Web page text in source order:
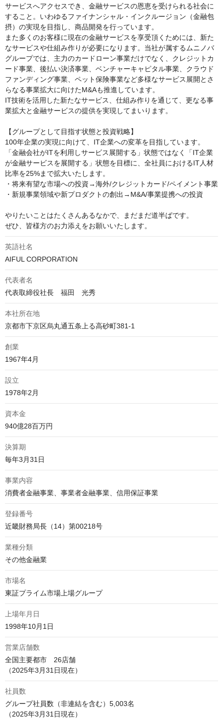
サービスへアクセスでき、金融サービスの恩恵を受けられる社会に
すること。いわゆるファイナンシャル・インクルージョン（金融包
摂）の実現を目指し、商品開発を行っています。
また多くのお客様に現在の金融サービスを享受頂くためには、新た
なサービスや仕組み作りが必要になります。当社が属するムニノバ
グループでは、主力のカードローン事業だけでなく、クレジットカ
ード事業、後払い決済事業、ベンチャーキャピタル事業、クラウド
ファンディング事業、ペット保険事業など多様なサービス展開とさ
らなる事業拡大に向けたM&Aも推進しています。
IT技術を活用した新たなサービス、仕組み作りを通じて、更なる事
業拡大と金融サービスの提供を実現してまいります。
【グループとして目指す状態と投資戦略】
100年企業の実現に向けて、IT企業への変革を目指しています。
「金融会社がITを利用しサービス展開する」状態ではなく「IT企業
が金融サービスを展開する」状態を目標に、全社員におけるIT人材
比率を25%まで拡大いたします。
・将来有望な市場への投資→海外/クレジットカード/ペイメント事業
・新規事業領域や新プロダクトの創出→M&A/事業提携への投資
やりたいことはたくさんあるなかで、まだまだ道半ばです。
ぜひ、皆様方のお力添えをお願いいたします。
英語社名
AIFUL CORPORATION
代表者名
代表取締役社長　福田　光秀
本社所在地
京都市下京区烏丸通五条上る高砂町381-1
創業
1967年4月
設立
1978年2月
資本金
940億28百万円
決算期
毎年3月31日
事業内容
消費者金融事業、事業者金融事業、信用保証事業
登録番号
近畿財務局長（14）第00218号
業種分類
その他金融業
市場名
東証プライム市場上場グループ
上場年月日
1998年10月1日
営業店舗数
全国主要都市　26店舗
（2025年3月31日現在）
社員数
グループ社員数（非連結を含む）5,003名
（2025年3月31日現在）